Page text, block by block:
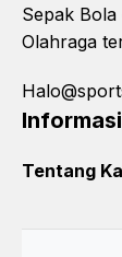
Sepak
Olahraga
Informasi
Tentang